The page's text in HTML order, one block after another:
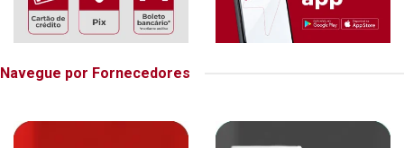
Navegue por Fornecedores